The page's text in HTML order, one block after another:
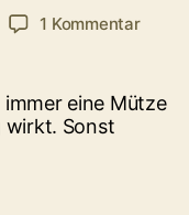
1 Kommentarzu